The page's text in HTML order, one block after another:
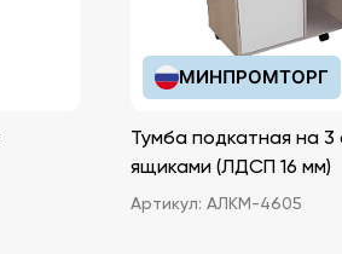
МИНПРОМТОРГ
Тумба подкатная на 3
ящиками (ЛДСП 16 мм)
Артикул: АЛКМ-4605